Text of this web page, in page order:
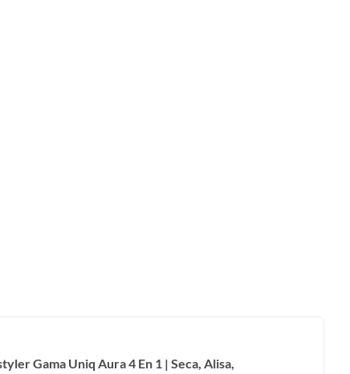
Gama Uniq Aura 4 En 1 | Seca, Alisa,